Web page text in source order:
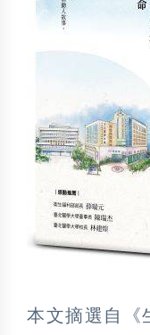
本文摘選自《